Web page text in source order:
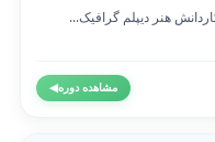
هنر دیپلم گرافیک...
مشاهده دوره◀